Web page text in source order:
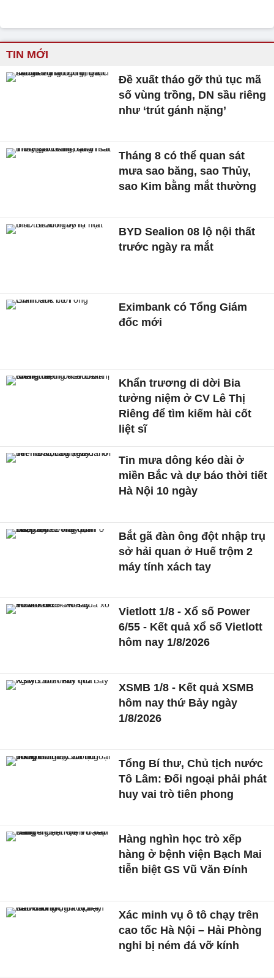
TIN MỚI
Đề xuất tháo gỡ thủ tục mã
số vùng trồng, DN sầu riêng
như ‘trút gánh nặng’
Tháng 8 có thể quan sát
mưa sao băng, sao Thủy,
sao Kim bằng mắt thường
BYD Sealion 08 lộ nội thất
trước ngày ra mắt
Eximbank có Tổng Giám
đốc mới
Khẩn trương di dời Bia
tưởng niệm ở CV Lê Thị
Riêng để tìm kiếm hài cốt
liệt sĩ
Tin mưa dông kéo dài ở
miền Bắc và dự báo thời tiết
Hà Nội 10 ngày
Bắt gã đàn ông đột nhập trụ
sở hải quan ở Huế trộm 2
máy tính xách tay
Vietlott 1/8 - Xổ số Power
6/55 - Kết quả xổ số Vietlott
hôm nay 1/8/2026
XSMB 1/8 - Kết quả XSMB
hôm nay thứ Bảy ngày
1/8/2026
Tổng Bí thư, Chủ tịch nước
Tô Lâm: Đối ngoại phải phát
huy vai trò tiên phong
Hàng nghìn học trò xếp
hàng ở bệnh viện Bạch Mai
tiễn biệt GS Vũ Văn Đính
Xác minh vụ ô tô chạy trên
cao tốc Hà Nội – Hải Phòng
nghi bị ném đá vỡ kính